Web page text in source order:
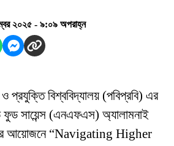
২০২৫ - ৯:০৯ অপরাহ্ন
ও প্রযুক্তি বিশ্ববিদ্যালয় (পবিপ্রবি) এর
ফুড সায়েন্স (এনএফএস) অ্যালামনাই
আয়োজনে “Navigating Higher